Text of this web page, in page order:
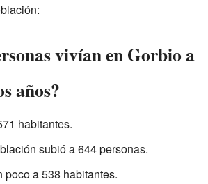
vivían en Gorbio a
años?
habitantes.
subió a 644 personas.
poco a 538 habitantes.